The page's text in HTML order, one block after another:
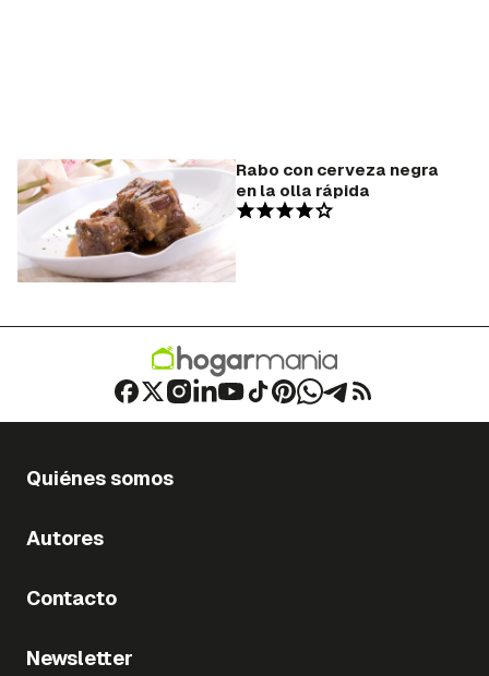
Rabo con cerveza negra
en la olla rápida
Quiénes somos
Autores
Contacto
Newsletter